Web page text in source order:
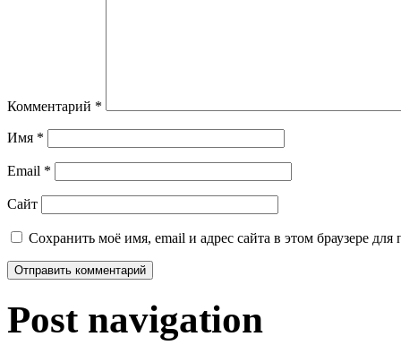
Комментарий *
Имя *
Email *
Сайт
Сохранить моё имя, email и адрес сайта в этом браузере
Post navigation